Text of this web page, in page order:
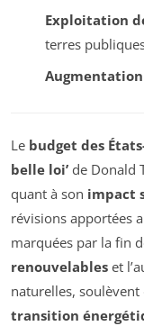
Exploitation
terres
Augmentation
Le budget des
belle loi’ de Donald
quant à son impact
révisions apportées
marquées par la fin
renouvelables et
naturelles, soulèvent
transition